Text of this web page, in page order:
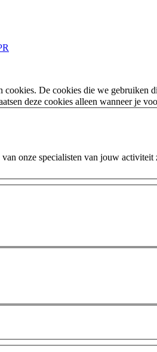
cookies. De cookies die we
deze cookies alleen wanneer je
onze specialisten van jouw activiteit